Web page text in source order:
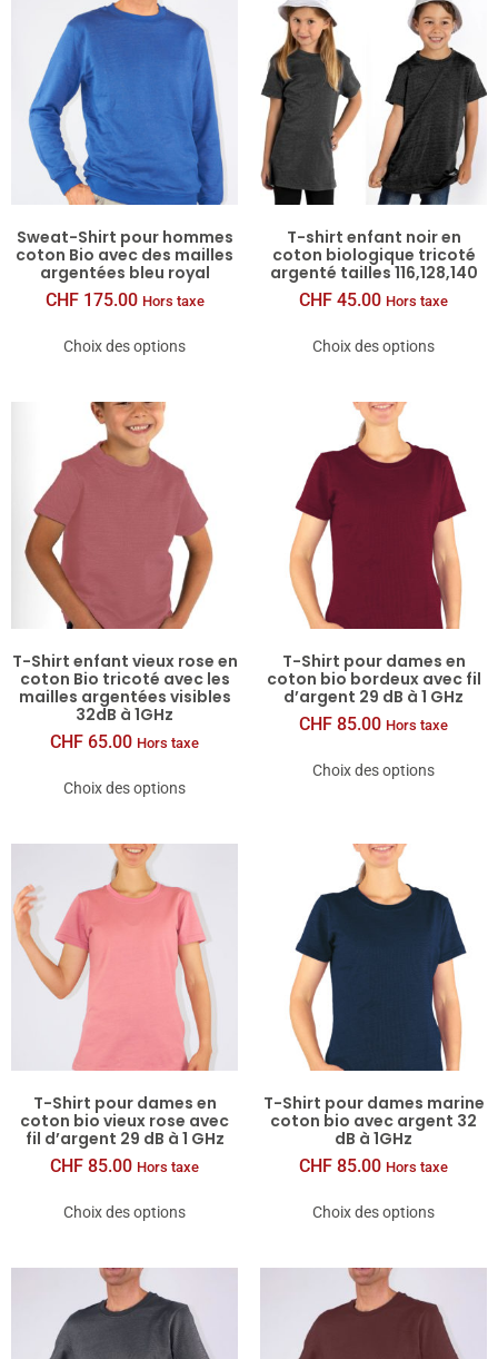
Sweat-​Shirt pour hommes
coton Bio avec des mailles
argentées bleu royal
CHF175.00 Hors taxe
Choix des options
T-​shirt enfant noir en
coton biologique tricoté
argenté tailles 116,128,140
CHF 45.00 Hors taxe
Choix des options
T-​Shirt enfant vieux rose en
coton Bio tricoté avec les
mailles argentées visibles
32dB à 1GHz
CHF 65.00 Hors taxe
Choix des options
T-​Shirt pour dames en
coton bio bordeux avec fil
d’argent 29 dB à 1 GHz
CHF 85.00 Hors taxe
Choix des options
T-​Shirt pour dames en
coton bio vieux rose avec
fil d’argent 29 dB à 1 GHz
CHF 85.00 Hors taxe
Choix des options
T-​Shirt pour dames marine
coton bio avec argent 32
dB à 1GHz
CHF 85.00 Hors taxe
Choix des options